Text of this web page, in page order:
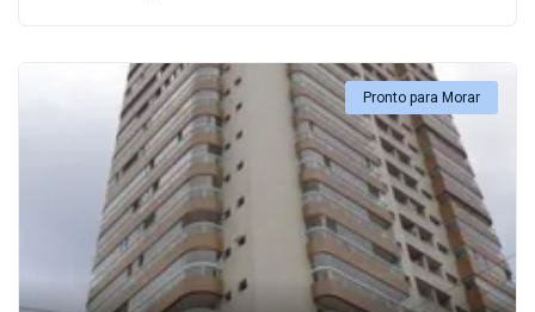
Pronto para Morar